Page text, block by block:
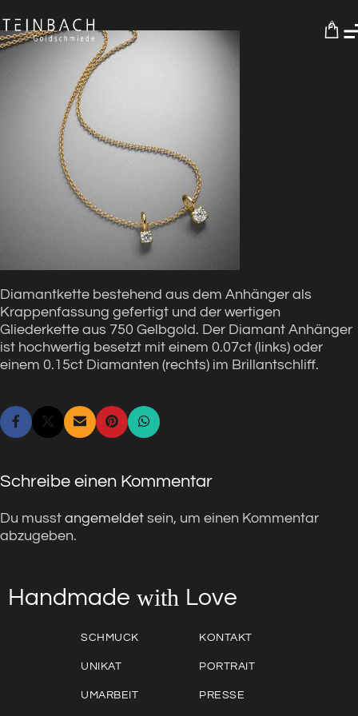
0
Diamantkette bestehend aus dem Anhänger als
Krappenfassung gefertigt und der wertigen
Gliederkette aus 750 Gelbgold. Der Diamant Anhänger
ist hochwertig besetzt mit einem 0.07ct (links) oder
einem 0.15ct Diamanten (rechts) im Brillantschliff.
Schreibe einen Kommentar
Du musst angemeldet sein, um einen Kommentar
abzugeben.
Handmade with Love
SCHMUCK
UNIKAT
UMARBEIT
KONTAKT
PORTRAIT
PRESSE